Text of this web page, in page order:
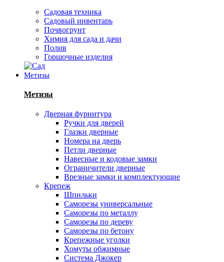
Садовая техника
Садовый инвентарь
Почвогрунт
Химия для сада и дачи
Полив
Горшочные изделия
Метизы
Метизы
Дверная фурнитура
Ручки для дверей
Глазки дверные
Номера на дверь
Петли дверные
Навесные и кодовые замки
Ограничители дверные
Врезные замки и комплектующие
Крепеж
Шпильки
Саморезы универсальные
Саморезы по металлу
Саморезы по дереву
Саморезы по бетону
Крепежные уголки
Хомуты обжимные
Система Джокер